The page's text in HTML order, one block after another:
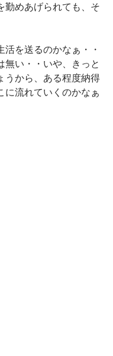
勤めあげられても、そ
を送るのかなぁ・・
無い・・いや、きっと
うから、ある程度納得
に流れていくのかなぁ